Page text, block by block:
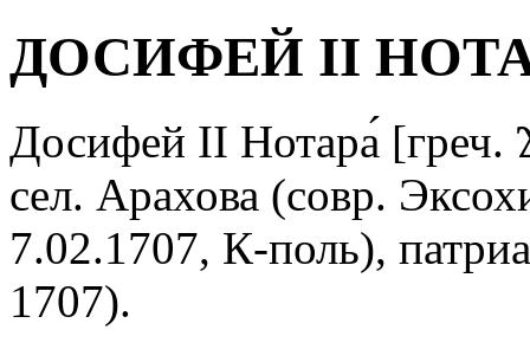
ДОСИФЕЙ II
Досифей II Нотара́ [греч.
сел. Арахова (совр.
7.02.1707, К-поль),
1707).